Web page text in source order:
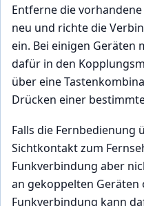
Entferne die
neu und richte die
ein. Bei einigen Geräten
dafür in den
über eine
Drücken einer
Falls die
Sichtkontakt zum
Funkverbindung aber
an gekoppelten
Funkverbindung kann